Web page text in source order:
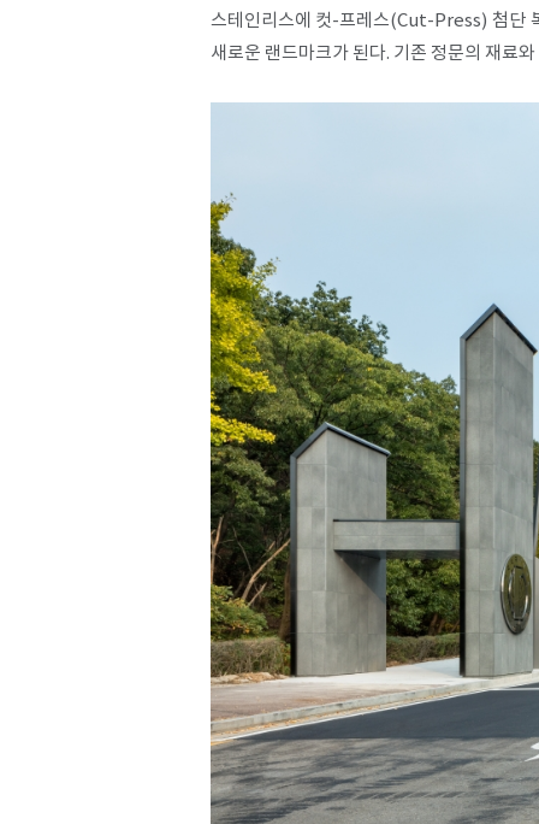
스테인리스에 컷-프레스(Cut-Press) 첨단
새로운 랜드마크가 된다. 기존 정문의 재료